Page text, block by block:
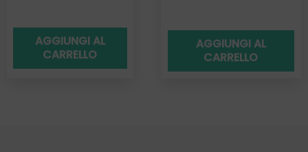
AGGIUNGI AL
CARRELLO
AGGIUNGI AL
CARRELLO